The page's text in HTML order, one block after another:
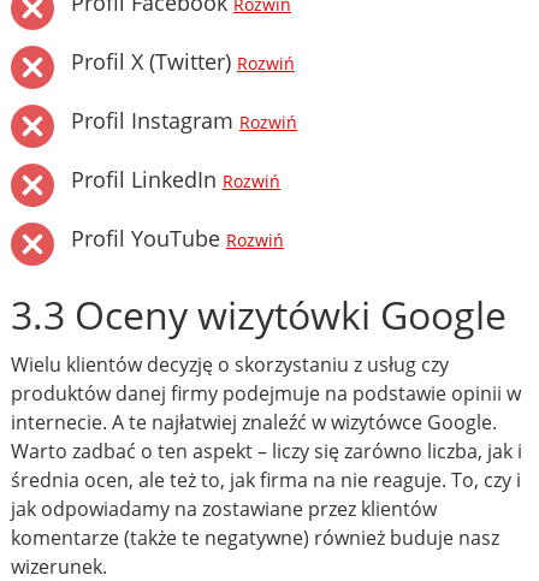
Rozwiń
Profil X (Twitter) Rozwiń
Profil Instagram Rozwiń
Profil LinkedIn Rozwiń
Profil YouTube Rozwiń
3.3 Oceny wizytówki Google
Wielu klientów decyzję o skorzystaniu z usług czy
produktów danej firmy podejmuje na podstawie opinii w
internecie. A te najłatwiej znaleźć w wizytówce Google.
Warto zadbać o ten aspekt – liczy się zarówno liczba, jak i
średnia ocen, ale też to, jak firma na nie reaguje. To, czy i
jak odpowiadamy na zostawiane przez klientów
komentarze (także te negatywne) również buduje nasz
wizerunek.